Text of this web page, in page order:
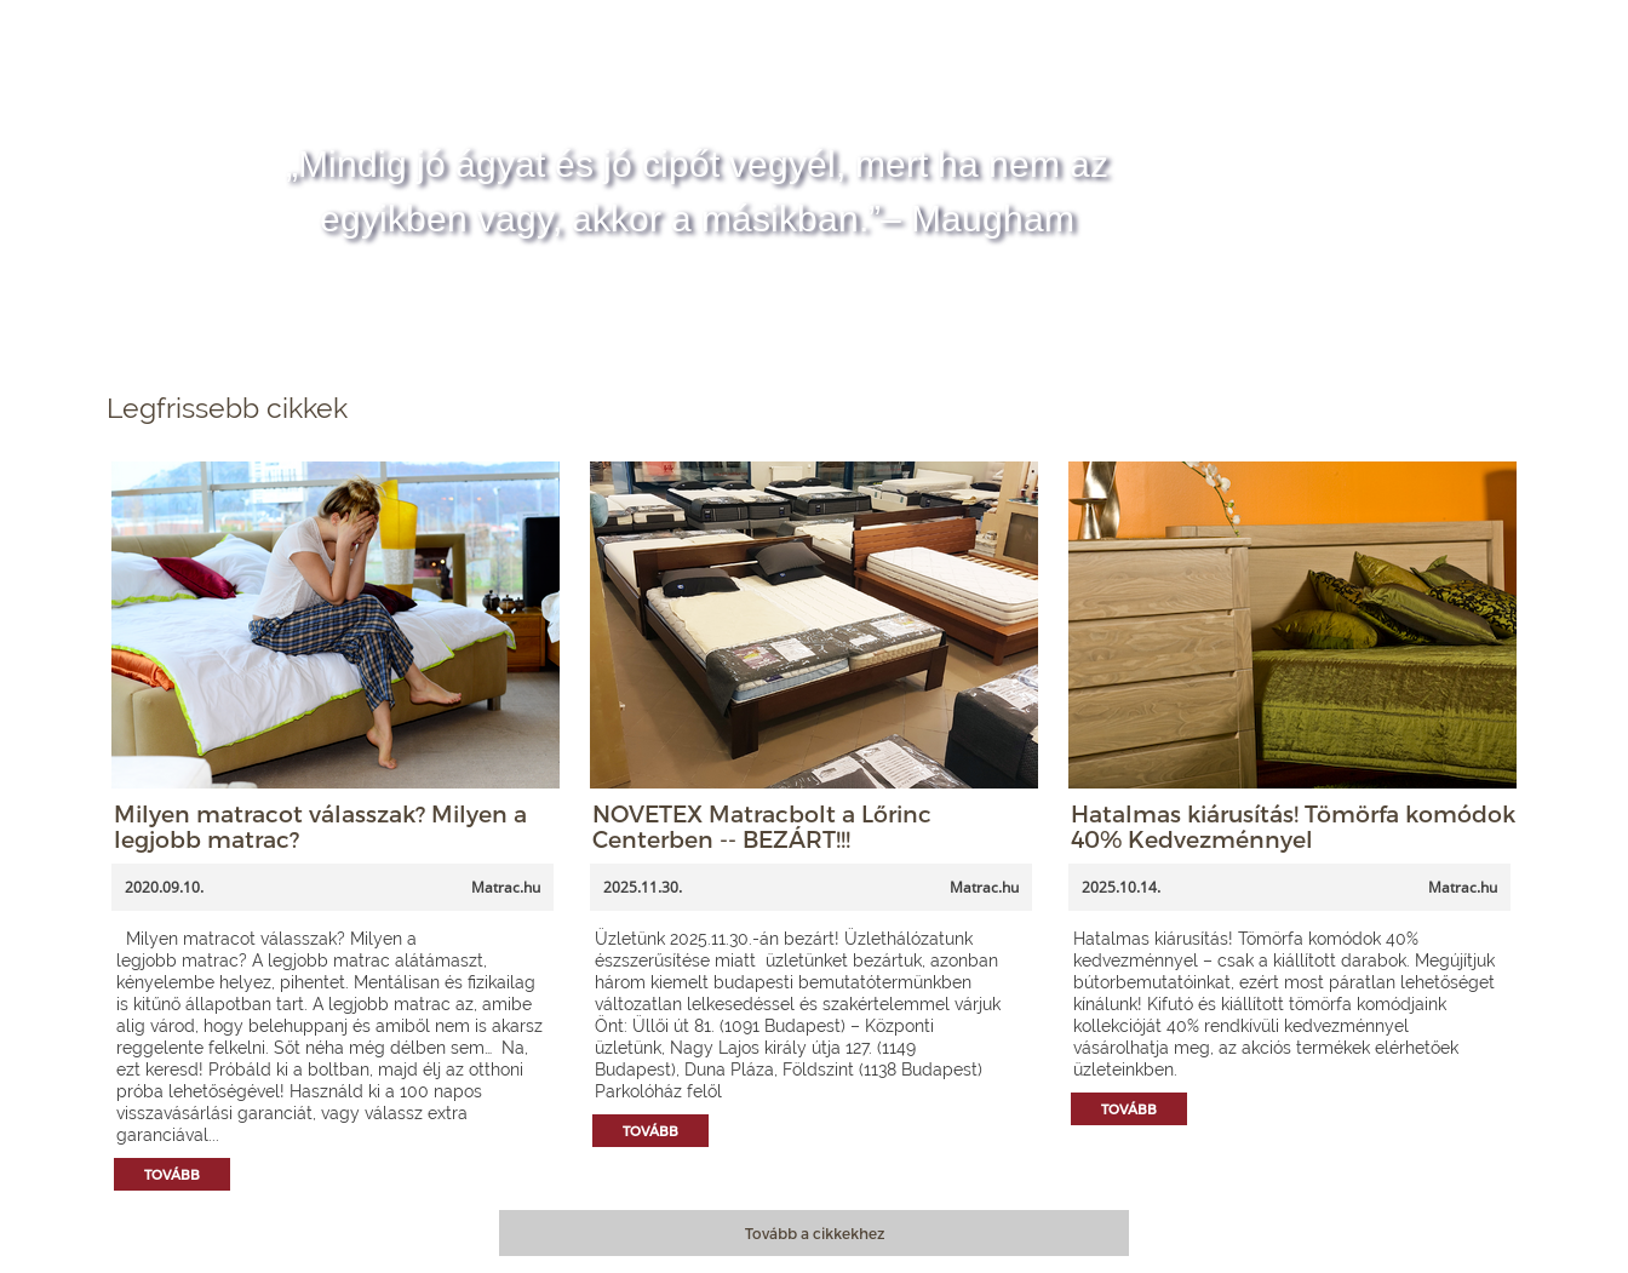
„Mindig jó ágyat és jó cipőt vegyél, mert ha nem az
egyikben vagy, akkor a másikban.”– Maugham
Legfrissebb cikkek
Milyen matracot válasszak? Milyen a
legjobb matrac?
2020.09.10. Matrac.hu
Milyen matracot válasszak? Milyen a
legjobb matrac? A legjobb matrac alátámaszt,
kényelembe helyez, pihentet. Mentálisan és fizikailag
is kitűnő állapotban tart. A legjobb matrac az, amibe
alig várod, hogy belehuppanj és amiből nem is akarsz
reggelente felkelni. Sőt néha még délben sem… Na,
ezt keresd! Próbáld ki a boltban, majd élj az otthoni
próba lehetőségével! Használd ki a 100 napos
visszavásárlási garanciát, vagy válassz extra
garanciával...
TOVÁBB
NOVETEX Matracbolt a Lőrinc
Centerben -- BEZÁRT!!!
2025.11.30. Matrac.hu
Üzletünk 2025.11.30.-án bezárt! Üzlethálózatunk
észszerűsítése miatt üzletünket bezártuk, azonban
három kiemelt budapesti bemutatótermünkben
változatlan lelkesedéssel és szakértelemmel várjuk
Önt: Üllői út 81. (1091 Budapest) – Központi
üzletünk, Nagy Lajos király útja 127. (1149
Budapest), Duna Pláza, Földszint (1138 Budapest)
Parkolóház felől
TOVÁBB
Hatalmas kiárusítás! Tömörfa komódok
40% Kedvezménnyel
2025.10.14. Matrac.hu
Hatalmas kiárusítás! Tömörfa komódok 40%
kedvezménnyel – csak a kiállított darabok. Megújítjuk
bútorbemutatóinkat, ezért most páratlan lehetőséget
kínálunk! Kifutó és kiállított tömörfa komódjaink
kollekcióját 40% rendkívüli kedvezménnyel
vásárolhatja meg, az akciós termékek elérhetőek
üzleteinkben.
TOVÁBB
Tovább a cikkekhez